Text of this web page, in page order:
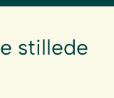
stillede